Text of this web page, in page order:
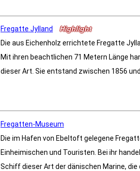
Fregatte Jylland
Highlight
Die aus Eichenholz errichtete Fregatte
Mit ihren beachtlichen 71 Metern Länge
dieser Art. Sie entstand zwischen 1856 und
Fregatten-Museum
Die im Hafen von Ebeltoft gelegene
Einheimischen und Touristen. Bei ihr
Schiff dieser Art der dänischen Marine, die